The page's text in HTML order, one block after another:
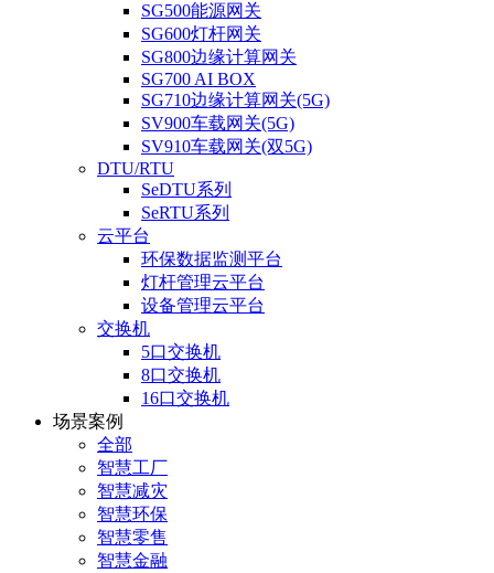
SG500能源网关
SG600灯杆网关
SG800边缘计算网关
SG700 AI BOX
SG710边缘计算网关(5G)
SV900车载网关(5G)
SV910车载网关(双5G)
DTU/RTU
SeDTU系列
SeRTU系列
云平台
环保数据监测平台
灯杆管理云平台
设备管理云平台
交换机
5口交换机
8口交换机
16口交换机
场景案例
全部
智慧工厂
智慧减灾
智慧环保
智慧零售
智慧金融